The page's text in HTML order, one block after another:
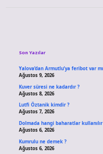
Son Yazılar
Yalova’dan Armutlu’ya feribot var
Ağustos 9, 2026
Kuver süresi ne kadardır ?
Ağustos 8, 2026
Lutfi Öztanik kimdir ?
Ağustos 7, 2026
Dolmada hangi baharatlar kullanılır
Ağustos 6, 2026
Kumrulu ne demek ?
Ağustos 6, 2026